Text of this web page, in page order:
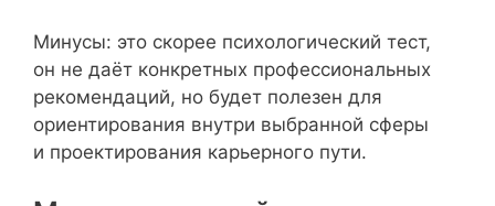
Минусы: это скорее психологический тест,
он не даёт конкретных профессиональных
рекомендаций, но будет полезен для
ориентирования внутри выбранной сферы
и проектирования карьерного пути.